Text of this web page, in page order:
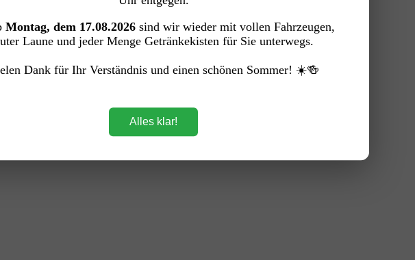
Montag, dem 17.08.2026 sind wir wieder mit vollen Fahrzeugen,
Laune und jeder Menge Getränkekisten für Sie unterwegs.
Dank für Ihr Verständnis und einen schönen Sommer! ☀️🍻
Alles klar!